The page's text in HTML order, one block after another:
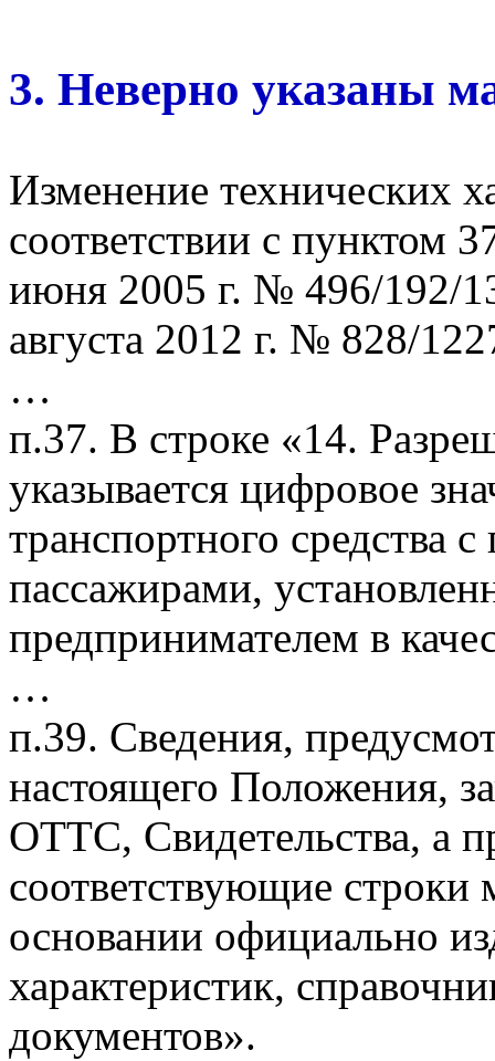
3. Неверно указаны
Изменение технических
соответствии с
июня 2005 г. № 496/192/
августа 2012 г. № 828/
…
п.37. В строке «14.
указывается цифровое
транспортного средства
пассажирами,
предпринимателем в
…
п.39. Сведения,
настоящего Положения,
ОТТС, Свидетельства, а
соответствующие строки
основании официально
характеристик,
документов».